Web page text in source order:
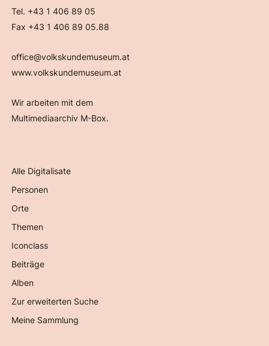
Tel. +43 1 406 89 05
Fax +43 1 406 89 05.88
office@volkskundemuseum.at
www.volkskundemuseum.at
Wir arbeiten mit dem
Multimediaarchiv M-Box.
Alle Digitalisate
Personen
Orte
Themen
Iconclass
Beiträge
Alben
Zur erweiterten Suche
Meine Sammlung